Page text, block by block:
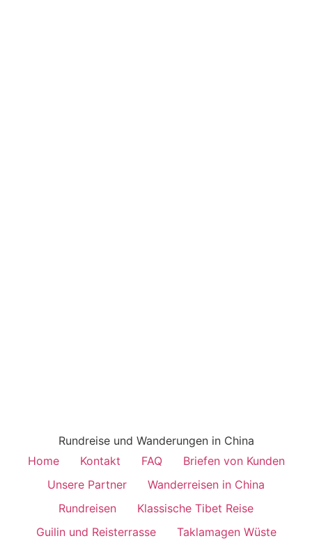
Rundreise und Wanderungen in China
Home
Kontakt FAQ
Briefen von Kunden
Unsere Partner
Wanderreisen in China
Rundreisen
Klassische Tibet Reise
Guilin und Reisterrasse
Taklamagen Wüste